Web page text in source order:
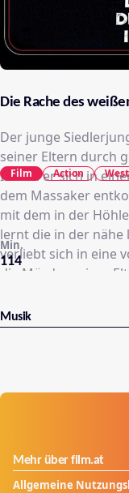
Die Rache des
Der junge
seiner Eltern durch
Indem er sich in
dem Massaker
mit dem in der
lernt die in der
verliebt sich in eine von ihnen. Doch
die Mörder seiner
gelegenen Stadt der
auftaucht und auf
daraufhin den
114
Min.
Film Action
Musik
Mehr über film.at
Allgemeine